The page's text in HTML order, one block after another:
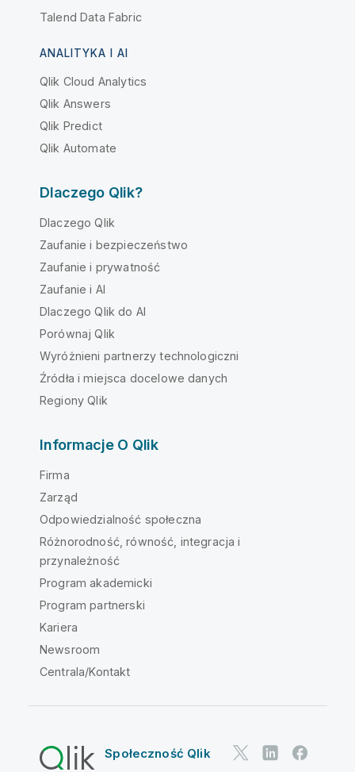
Talend Data Fabric
ANALITYKA I AI
Qlik Cloud Analytics
Qlik Answers
Qlik Predict
Qlik Automate
Dlaczego Qlik?
Dlaczego Qlik
Zaufanie i bezpieczeństwo
Zaufanie i prywatność
Zaufanie i AI
Dlaczego Qlik do AI
Porównaj Qlik
Wyróżnieni partnerzy technologiczni
Źródła i miejsca docelowe danych
Regiony Qlik
Informacje O Qlik
Firma
Zarząd
Odpowiedzialność społeczna
Różnorodność, równość, integracja i
przynależność
Program akademicki
Program partnerski
Kariera
Newsroom
Centrala/Kontakt
Społeczność Qlik